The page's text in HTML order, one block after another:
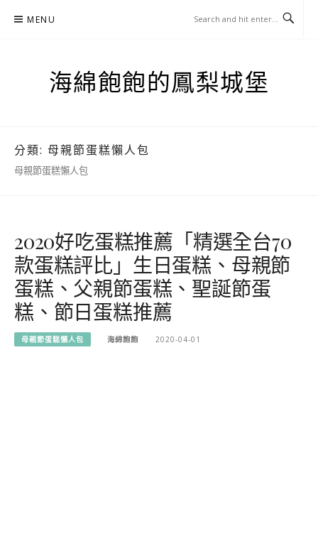
MENU
海綿飽飽的鳳梨城堡
分類: 母親節蛋糕懶人包
母親節蛋糕懶人包
2020好吃蛋糕推薦「精選全台70
款蛋糕評比」生日蛋糕、母親節
蛋糕、父親節蛋糕、聖誕節蛋
糕、節日蛋糕推薦
母親節蛋糕懶人包 海綿飽飽 2020-04-01